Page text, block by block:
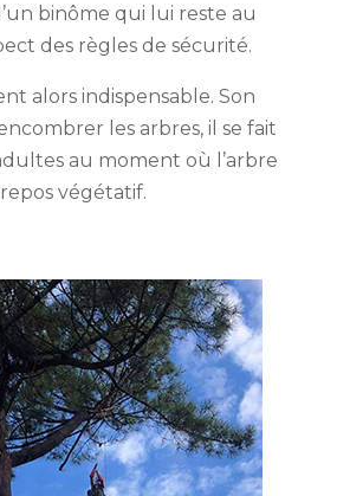
binôme qui lui reste au
des règles de sécurité.
alors indispensable. Son
les arbres, il se fait
au moment où l’arbre
végétatif.